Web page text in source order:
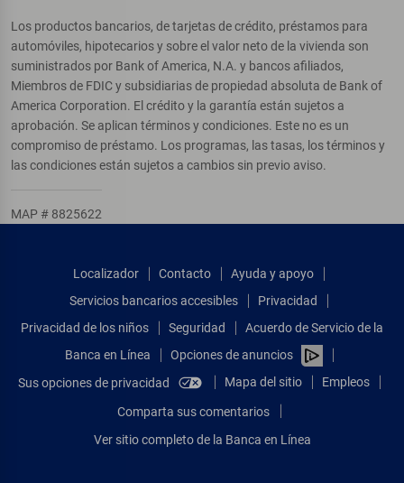
Los productos bancarios, de tarjetas de crédito, préstamos para
automóviles, hipotecarios y sobre el valor neto de la vivienda son
suministrados por Bank of America, N.A. y bancos afiliados,
Miembros de FDIC y subsidiarias de propiedad absoluta de Bank of
America Corporation. El crédito y la garantía están sujetos a
aprobación. Se aplican términos y condiciones. Este no es un
compromiso de préstamo. Los programas, las tasas, los términos y
las condiciones están sujetos a cambios sin previo aviso.
MAP # 8825622
Localizador Contacto
Ayuda y apoyo
Servicios bancarios accesibles
Privacidad
Privacidad de los niños
Seguridad
Acuerdo de Servicio de la
Banca en Línea
Opciones de anuncios
Sus opciones de privacidad
Mapa del sitio Empleos
Comparta sus comentarios
Ver sitio completo de la Banca en Línea